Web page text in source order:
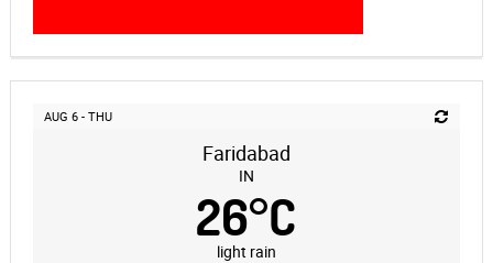
AUG 6 - THU
Faridabad
IN
26°C
light rain